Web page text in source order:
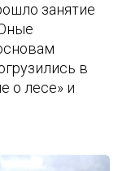
занятие
в
о лесе» и